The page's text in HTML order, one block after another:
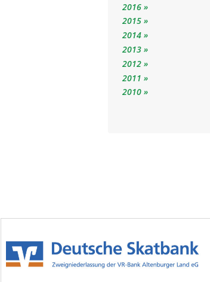
2016
2015
2014
2013
2012
2011
2010